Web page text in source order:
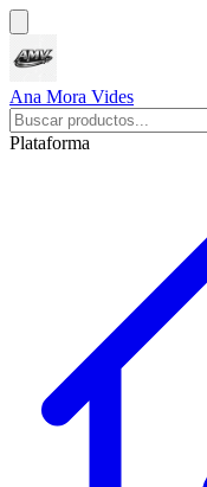
Ana Mora Vides
Plataforma